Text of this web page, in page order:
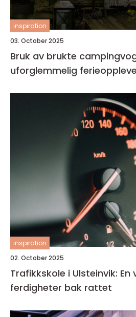
inspiration
03. October 2025
Bruk av brukte
uforglemmelig
inspiration
02. October 2025
Trafikkskole i Ulsteinvik:
ferdigheter bak rattet